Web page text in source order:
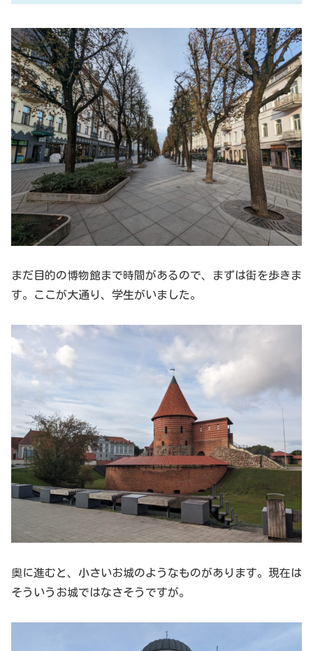
まだ目的の博物館まで時間があるので、まずは街を歩きま
す。ここが大通り、学生がいました。
奥に進むと、小さいお城のようなものがあります。現在は
そういうお城ではなさそうですが。